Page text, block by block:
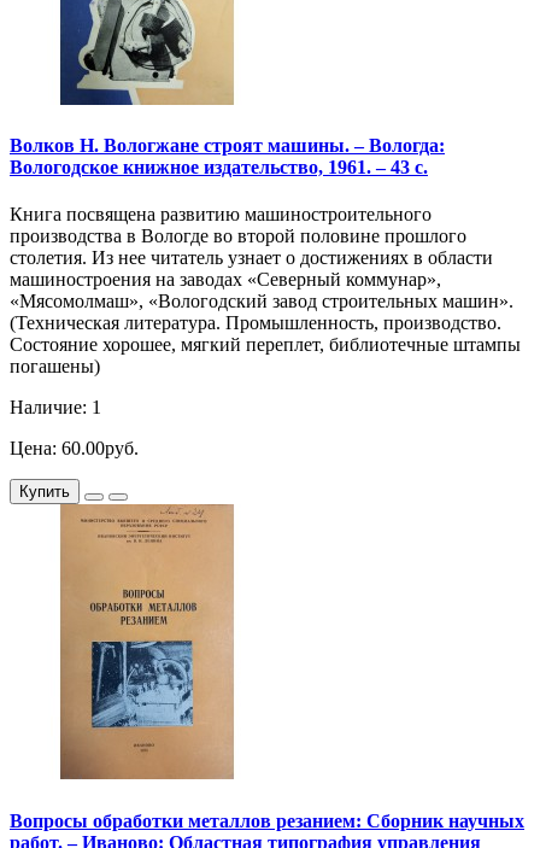
Волков Н. Вологжане строят машины. – Вологда:
Вологодское книжное издательство, 1961. – 43 с.
Книга посвящена развитию машиностроительного
производства в Вологде во второй половине прошлого
столетия. Из нее читатель узнает о достижениях в области
машиностроения на заводах «Северный коммунар»,
«Мясомолмаш», «Вологодский завод строительных машин».
(Техническая литература. Промышленность, производство.
Состояние хорошее, мягкий переплет, библиотечные штампы
погашены)
Наличие: 1
Цена: 60.00руб.
Купить
Вопросы обработки металлов резанием: Сборник научных
работ. – Иваново: Областная типография управления